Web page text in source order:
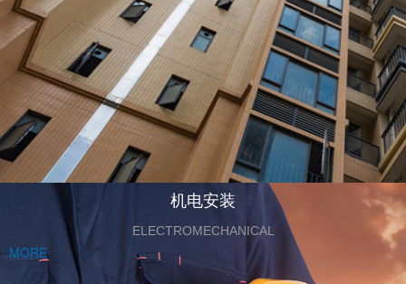
机电安装
ELECTROMECHANICAL
MORE